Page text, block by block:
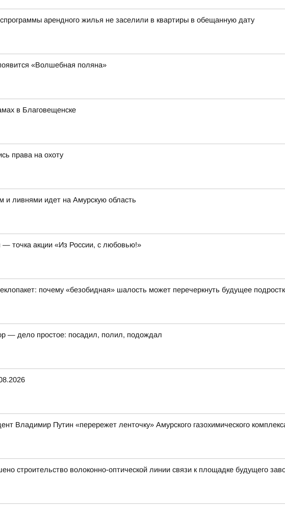
арендного жилья не заселили в квартиры в обещанную дату
«Волшебная поляна»
в Благовещенске
права на охоту
и ливнями идет на Амурскую область
— точка акции «Из России, с любовью!»
почему «безобидная» шалость может перечеркнуть будущее
— дело простое: посадил, полил, подождал
Владимир Путин «перережет ленточку» Амурского газохимического
строительство волоконно-оптической линии связи к площадке будущего